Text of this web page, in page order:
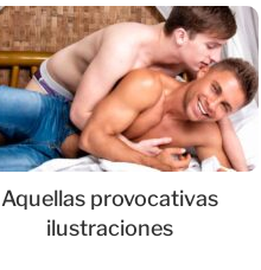
Aquellas provocativas
ilustraciones